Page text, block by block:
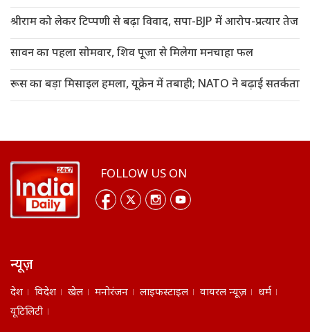
श्रीराम को लेकर टिप्पणी से बढ़ा विवाद, सपा-BJP में आरोप-प्रत्यार तेज
सावन का पहला सोमवार, शिव पूजा से मिलेगा मनचाहा फल
रूस का बड़ा मिसाइल हमला, यूक्रेन में तबाही; NATO ने बढ़ाई सतर्कता
FOLLOW US ON
न्यूज़
देश विदेश खेल मनोरंजन लाइफस्टाइल वायरल न्यूज़
धर्म
यूटिलिटी